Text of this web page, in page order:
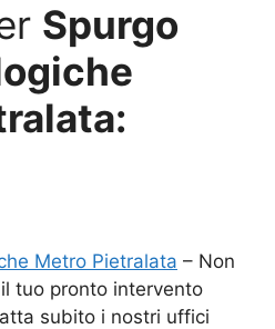
Spurgo
Metro Pietralata – Non
tuo pronto intervento
subito i nostri uffici